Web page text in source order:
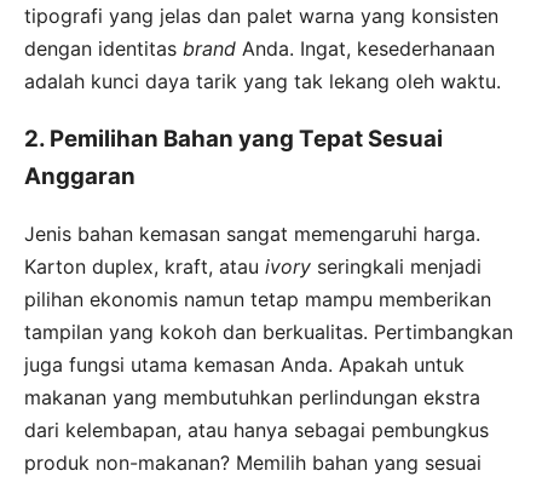
tipografi yang jelas dan palet warna yang konsisten
dengan identitas brand Anda. Ingat, kesederhanaan
adalah kunci daya tarik yang tak lekang oleh waktu.
2. Pemilihan Bahan yang Tepat Sesuai
Anggaran
Jenis bahan kemasan sangat memengaruhi harga.
Karton duplex, kraft, atau ivory seringkali menjadi
pilihan ekonomis namun tetap mampu memberikan
tampilan yang kokoh dan berkualitas. Pertimbangkan
juga fungsi utama kemasan Anda. Apakah untuk
makanan yang membutuhkan perlindungan ekstra
dari kelembapan, atau hanya sebagai pembungkus
produk non-makanan? Memilih bahan yang sesuai